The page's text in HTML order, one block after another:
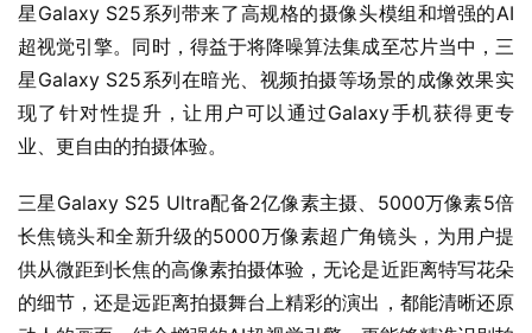
星Galaxy S25系列带来了高规格的摄像头模组和增强的AI
超视觉引擎。同时，得益于将降噪算法集成至芯片当中，三
星Galaxy S25系列在暗光、视频拍摄等场景的成像效果实
现了针对性提升，让用户可以通过Galaxy手机获得更专
业、更自由的拍摄体验。
三星Galaxy S25 Ultra配备2亿像素主摄、5000万像素5倍
长焦镜头和全新升级的5000万像素超广角镜头，为用户提
供从微距到长焦的高像素拍摄体验，无论是近距离特写花朵
的细节，还是远距离拍摄舞台上精彩的演出，都能清晰还原